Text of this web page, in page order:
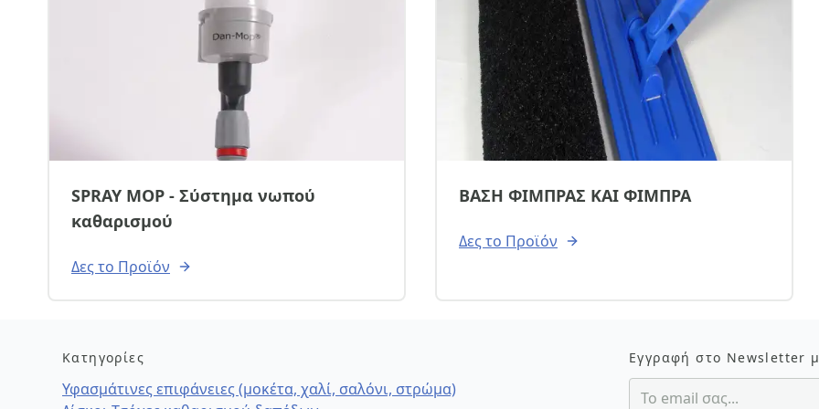
SPRAY MOP - Σύστημα νωπού
καθαρισμού
Δες το Προϊόν
ΒΑΣΗ ΦΙΜΠΡΑΣ ΚΑΙ ΦΙΜΠΡΑ
Δες το Προϊόν
Κατηγορίες
Υφασμάτινες επιφάνειες (μοκέτα, χαλί, σαλόνι, στρώμα)
Εγγραφή στο Newsletter